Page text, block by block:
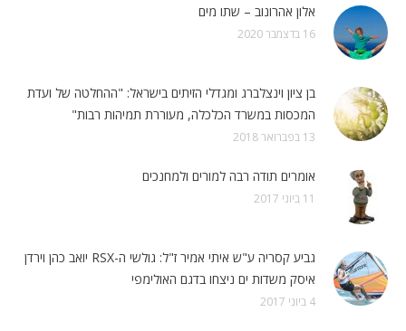
אלון אהרונוב – שתו מים
16 בדצמבר 2020
בן ציון וינצלברג ומגדלי הזיתים בישראל: "ההחלטה של ועדת
המכסות במשרד הכלכלה, מעוררת תמיהות רבות"
13 בפברואר 2018
אומרים תודה רבה למורים ולמחנכים
11 ביוני 2017
גביע קסריה ע"ש איתי אמיר ז"ל: גולשי ה-RSX יואב כהן וירדן
איסק משדות ים ניצחו בדגם האולימפי
4 ביוני 2017